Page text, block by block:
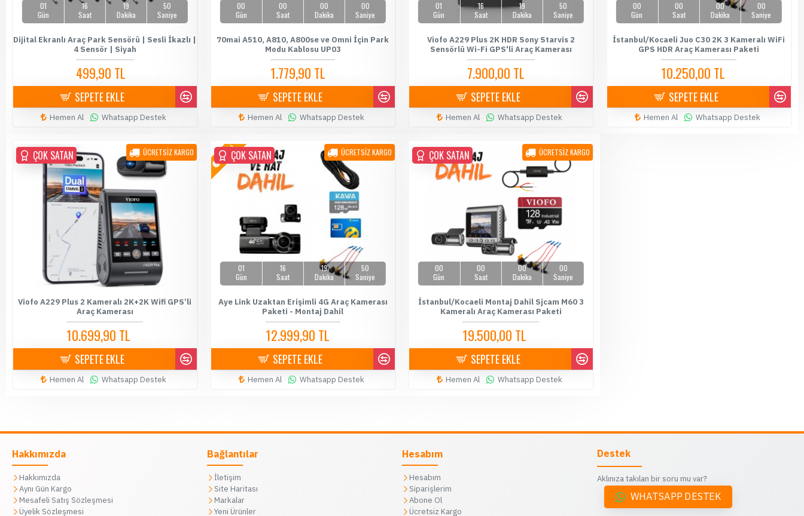
01
Gün
16
Saat
19
Dakika
49
Saniye
Dijital Ekranlı Araç Park Sensörü | Sesli İkazlı |
4 Sensör | Siyah
499,90 TL
SEPETE EKLE
Hemen Al Whatsapp Destek
00
Gün
00
Saat
00
Dakika
00
Saniye
70mai A510, A810, A800se ve Omni İçin Park
Modu Kablosu UP03
1.779,90 TL
SEPETE EKLE
Hemen Al Whatsapp Destek
01
Gün
16
Saat
19
Dakika
49
Saniye
Viofo A229 Plus 2K HDR Sony Starvis 2
Sensörlü Wi-Fi GPS'li Araç Kamerası
7.900,00 TL
SEPETE EKLE
Hemen Al Whatsapp Destek
00
Gün
00
Saat
00
Dakika
00
Saniye
İstanbul/Kocaeli Juo C30 2K 3 Kameralı WiFi
GPS HDR Araç Kamerası Paketi
10.250,00 TL
SEPETE EKLE
Hemen Al Whatsapp Destek
ÜCRETSİZ KARGO
ÇOK SATAN
ÇOK SATAN
Viofo A229 Plus 2 Kameralı 2K+2K Wifi GPS’li
Araç Kamerası
10.699,90 TL
SEPETE EKLE
Hemen Al Whatsapp Destek
YENİ ÜCRETSİZ KARGO
ÇOK SATAN
01
Gün
16
Saat
19
Dakika
49
Saniye
Aye Link Uzaktan Erişimli 4G Araç Kamerası
Paketi - Montaj Dahil
12.999,90 TL
SEPETE EKLE
Hemen Al Whatsapp Destek
ÜCRETSİZ KARGO
ÇOK SATAN
00
Gün
00
Saat
00
Dakika
00
Saniye
İstanbul/Kocaeli Montaj Dahil Sjcam M60 3
Kameralı Araç Kamerası Paketi
19.500,00 TL
SEPETE EKLE
Hemen Al Whatsapp Destek
Hakkımızda
Hakkımızda
Aynı Gün Kargo
Mesafeli Satış Sözleşmesi
Üyelik Sözleşmesi
Bağlantılar
İletişim
Site Haritası
Markalar
Yeni Ürünler
Hesabım
Hesabım
Siparişlerim
Abone Ol
Ücretsiz Kargo
Destek
Aklınıza takılan bir soru mu var?
WHATSAPP DESTEK